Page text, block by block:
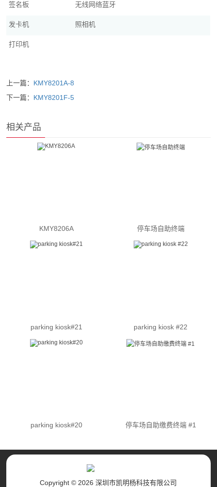
签名板 无线网络蓝牙
发卡机 照相机
打印机
上一篇： KMY8201A-8
下一篇： KMY8201F-5
相关产品
KMY8206A 停车场自助终端
parking kiosk#21 parking kiosk #22
parking kiosk#20 停车场自助缴费终端 #1
Copyright © 2026 深圳市凯明杨科技有限公司